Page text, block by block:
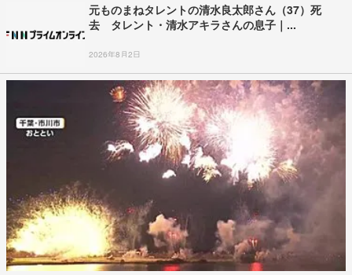
元ものまねタレントの清水良太郎さん（37）死
去 タレント・清水アキラさんの息子｜...
2026年8月2日